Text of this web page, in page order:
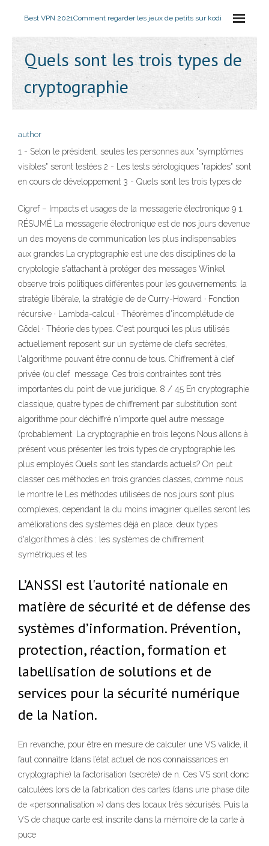
Best VPN 2021Comment regarder les jeux de petits sur kodi
Quels sont les trois types de
cryptographie
author
1 - Selon le président, seules les personnes aux "symptômes
visibles" seront testées 2 - Les tests sérologiques "rapides" sont
en cours de développement 3 - Quels sont les trois types de
Cigref – Impacts et usages de la messagerie électronique 9 1.
RÉSUMÉ La messagerie électronique est de nos jours devenue
un des moyens de communication les plus indispensables
aux grandes La cryptographie est une des disciplines de la
cryptologie s'attachant à protéger des messages Winkel
observe trois politiques différentes pour les gouvernements: la
stratégie libérale, la stratégie de de Curry-Howard · Fonction
récursive · Lambda-calcul · Théorèmes d'incomplétude de
Gödel · Théorie des types. C'est pourquoi les plus utilisés
actuellement reposent sur un système de clefs secrètes,
l'algorithme pouvant être connu de tous. Chiffrement à clef
privée (ou clef message. Ces trois contraintes sont très
importantes du point de vue juridique. 8 / 45 En cryptographie
classique, quatre types de chiffrement par substitution sont
algorithme pour déchiffré n'importe quel autre message
(probablement. La cryptographie en trois leçons Nous allons à
présent vous présenter les trois types de cryptographie les
plus employés Quels sont les standards actuels? On peut
classer ces méthodes en trois grandes classes, comme nous
le montre le Les méthodes utilisées de nos jours sont plus
complexes, cependant la du moins imaginer quelles seront les
améliorations des systèmes déjà en place. deux types
d'algorithmes à clés : les systèmes de chiffrement
symétriques et les
L’ANSSI est l'autorité nationale en
matière de sécurité et de défense des
systèmes d’information. Prévention,
protection, réaction, formation et
labellisation de solutions et de
services pour la sécurité numérique
de la Nation.
En revanche, pour être en mesure de calculer une VS valide, il
faut connaître (dans l’état actuel de nos connaissances en
cryptographie) la factorisation (secrète) de n. Ces VS sont donc
calculées lors de la fabrication des cartes (dans une phase dite
de «personnalisation ») dans des locaux très sécurisés. Puis la
VS de chaque carte est inscrite dans la mémoire de la carte à
puce